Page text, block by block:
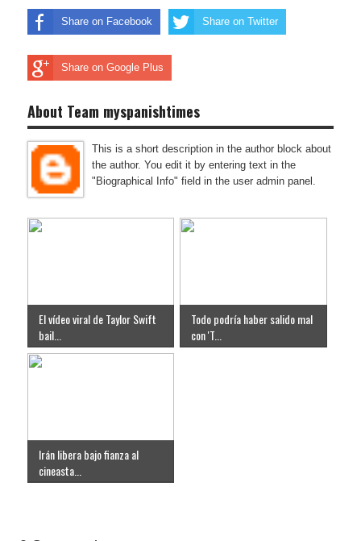
Share on Facebook Share on Twitter
Share on Google Plus
About Team myspanishtimes
This is a short description in the author block about
the author. You edit it by entering text in the
"Biographical Info" field in the user admin panel.
El vídeo viral de Taylor Swift
bail...
Todo podría haber salido mal
con 'T...
Irán libera bajo fianza al
cineasta...